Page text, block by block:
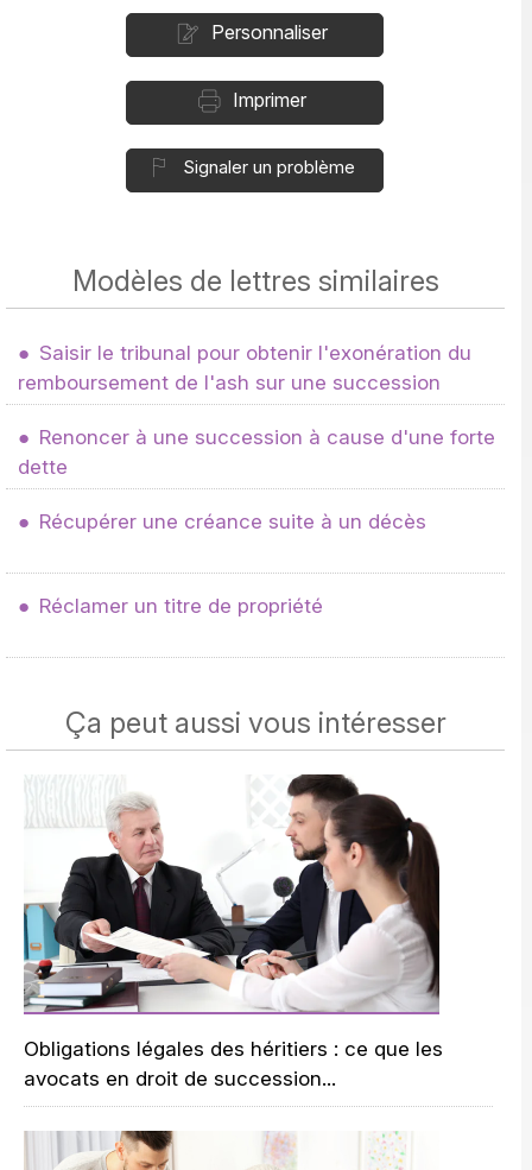
Personnaliser
Imprimer
Signaler un problème
Modèles de lettres similaires
Saisir le tribunal pour obtenir l'exonération du
remboursement de l'ash sur une succession
Renoncer à une succession à cause d'une forte
dette
Récupérer une créance suite à un décès
Réclamer un titre de propriété
Ça peut aussi vous intéresser
Obligations légales des héritiers : ce que les
avocats en droit de succession...